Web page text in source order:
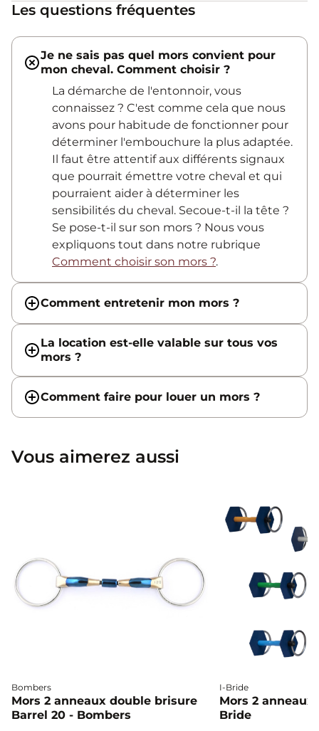
Les questions fréquentes
Je ne sais pas quel mors convient pour
mon cheval. Comment choisir ?
La démarche de l'entonnoir, vous
connaissez ? C'est comme cela que nous
avons pour habitude de fonctionner pour
déterminer l'embouchure la plus adaptée.
Il faut être attentif aux différents signaux
que pourrait émettre votre cheval et qui
pourraient aider à déterminer les
sensibilités du cheval. Secoue-t-il la tête ?
Se pose-t-il sur son mors ? Nous vous
expliquons tout dans notre rubrique
Comment choisir son mors ?.
Comment entretenir mon mors ?
La location est-elle valable sur tous vos
mors ?
Comment faire pour louer un mors ?
Vous aimerez aussi
Bombers
Mors 2 anneaux double brisure
Barrel 20 - Bombers
I-Bride
Mors 2
Bride